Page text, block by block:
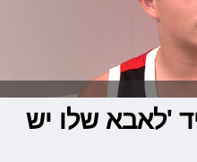
'לאבא שלו יש